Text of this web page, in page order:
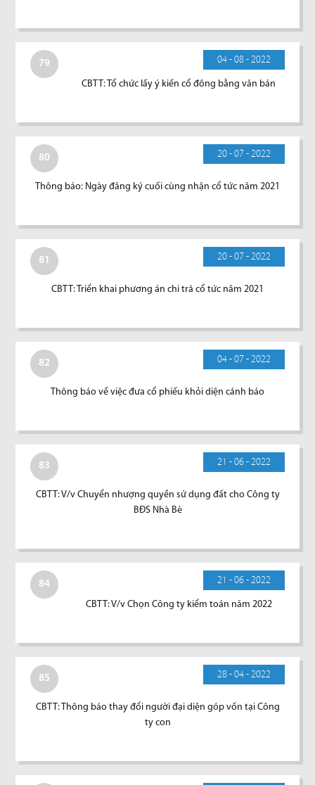
79 04 - 08 - 2022
CBTT: Tổ chức lấy ý kiến cổ đông bằng văn bản
80 20 - 07 - 2022
Thông báo: Ngày đăng ký cuối cùng nhận cổ tức năm 2021
81 20 - 07 - 2022
CBTT: Triển khai phương án chi trả cổ tức năm 2021
82 04 - 07 - 2022
Thông báo về việc đưa cổ phiếu khỏi diện cảnh báo
83 21 - 06 - 2022
CBTT: V/v Chuyển nhượng quyền sử dụng đất cho Công ty
BĐS Nhà Bè
84 21 - 06 - 2022
CBTT: V/v Chọn Công ty kiểm toán năm 2022
85 28 - 04 - 2022
CBTT: Thông báo thay đổi người đại diện góp vốn tại Công
ty con